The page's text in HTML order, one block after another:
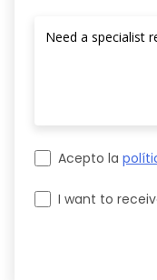
Acepto la
I want to